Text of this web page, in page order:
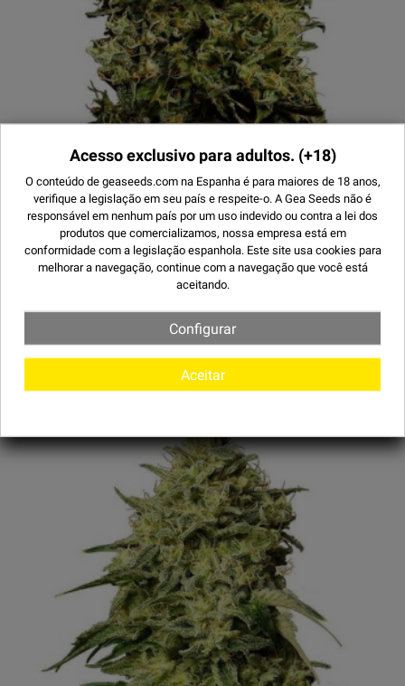
EM PROMOÇÃO!
(31)
AUTO M8 - SEMENTE AUTOFLORESCENTE
7,89 € 3 UNIDADES
37,50 € 25 UNIDAD...
Acesso exclusivo para adultos. (+18)
O conteúdo de geaseeds.com na Espanha é para maiores de 18 anos,
verifique a legislação em seu país e respeite-o. A Gea Seeds não é
responsável em nenhum país por um uso indevido ou contra a lei dos
produtos que comercializamos, nossa empresa está em
conformidade com a legislação espanhola. Este site usa cookies para
melhorar a navegação, continue com a navegação que você está
aceitando.
Configurar
Aceitar